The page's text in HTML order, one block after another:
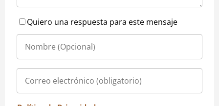
Quiero una respuesta para este mensaje